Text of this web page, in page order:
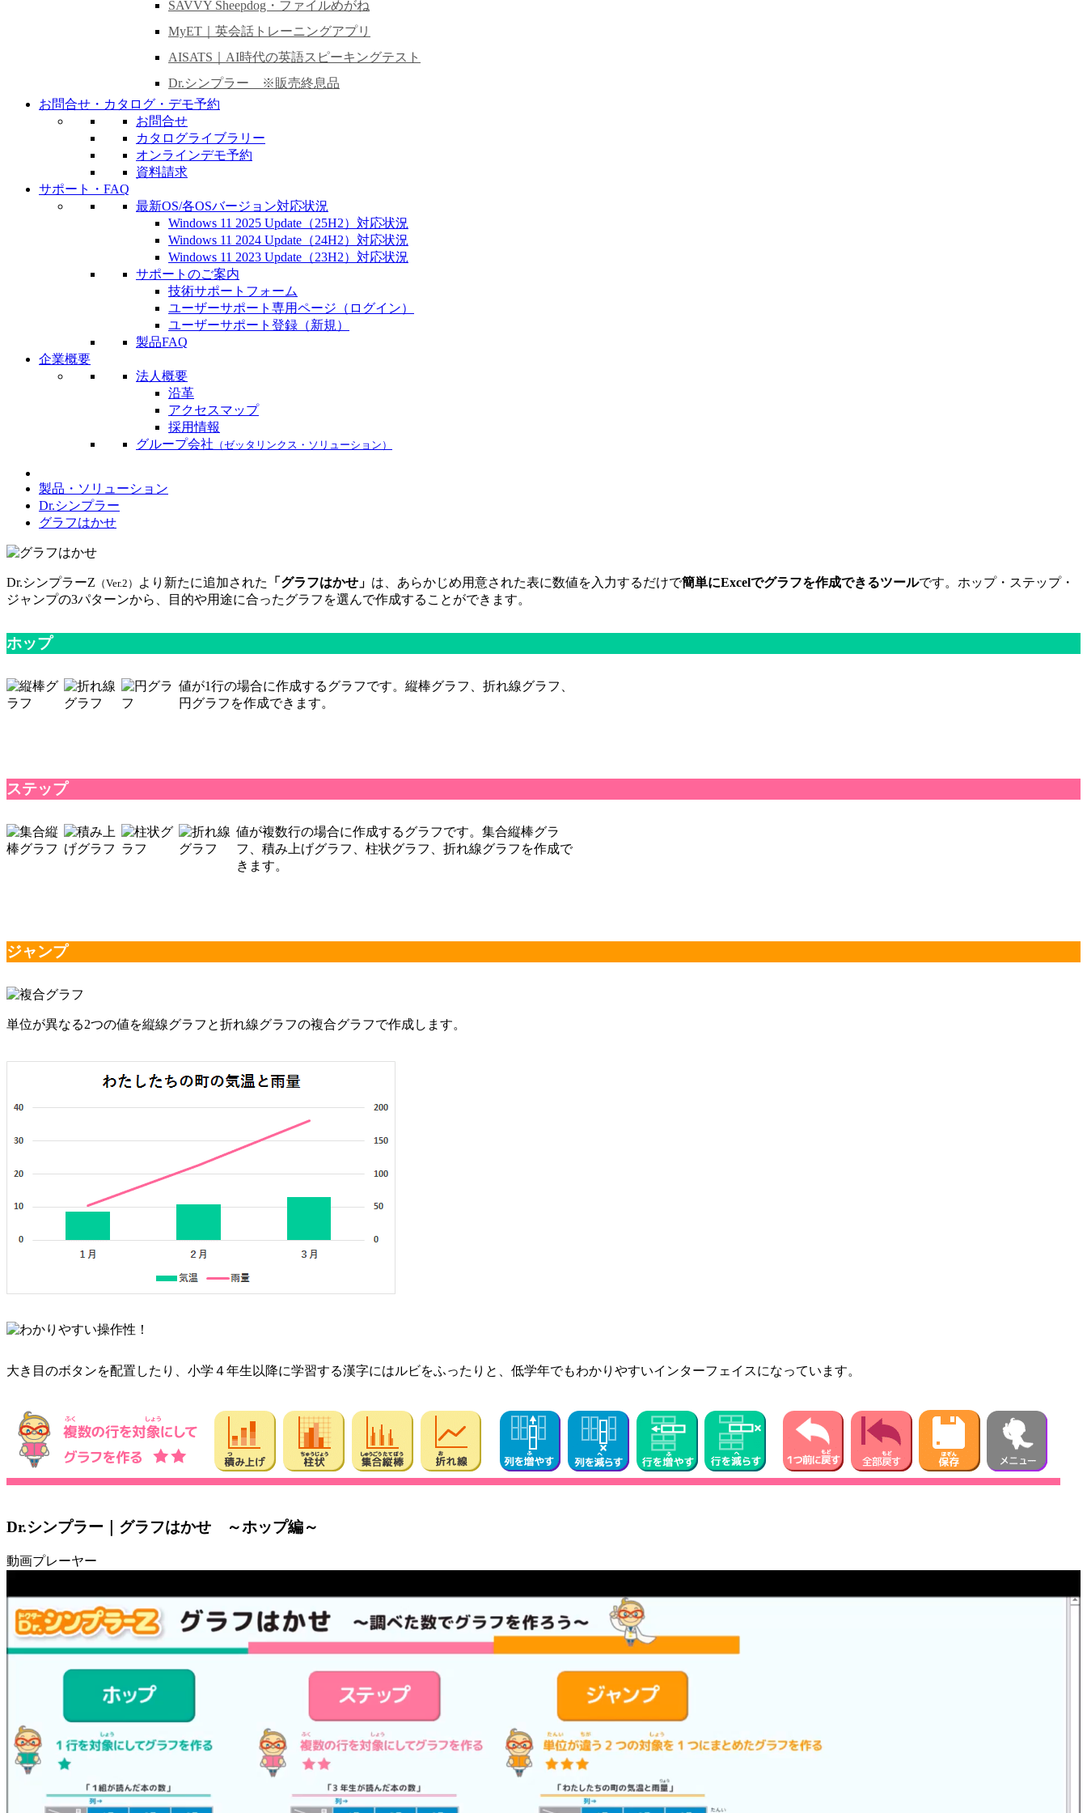
SAVVY Sheepdog・ファイルめがね
MyET｜英会話トレーニングアプリ
AISATS｜AI時代の英語スピーキングテスト
Dr.シンプラー ※販売終息品
お問合せ・カタログ・デモ予約
お問合せ
カタログライブラリー
オンラインデモ予約
資料請求
サポート・FAQ
最新OS/各OSバージョン対応状況
Windows 11 2025 Update（25H2）対応状況
Windows 11 2024 Update（24H2）対応状況
Windows 11 2023 Update（23H2）対応状況
サポートのご案内
技術サポートフォーム
ユーザーサポート専用ページ（ログイン）
ユーザーサポート登録（新規）
製品FAQ
企業概要
法人概要
沿革
アクセスマップ
採用情報
グループ会社 （ゼッタリンクス・ソリューション）
製品・ソリューション
Dr.シンプラー
グラフはかせ
Dr.シンプラーZ （Ver.2） より新たに追加された 「グラフはかせ」 は、あらかじめ用意された表に数値を入力するだけで簡単にExcelでグラフを作成できるツールです。ホップ・ステップ・
ジャンプの3パターンから、目的や用途に合ったグラフを選んで作成することができます。
ホップ
値が1行の場合に作成するグラフです。縦棒グラフ、折れ線グラフ、
円グラフを作成できます。
ステップ
値が複数行の場合に作成するグラフです。集合縦棒グラ
フ、積み上げグラフ、柱状グラフ、折れ線グラフを作成で
きます。
ジャンプ
単位が異なる2つの値を縦線グラフと折れ線グラフの複合グラフで作成します。
大き目のボタンを配置したり、小学４年生以降に学習する漢字にはルビをふったりと、低学年でもわかりやすいインターフェイスになっています。
Dr.シンプラー｜グラフはかせ ～ホップ編～
動画プレーヤー